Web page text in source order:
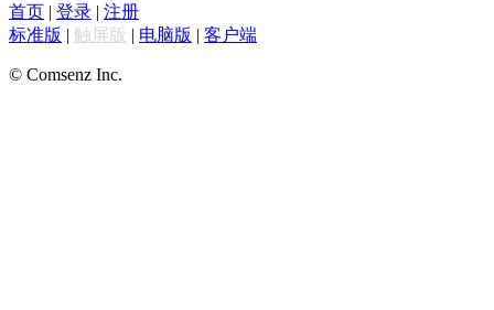
首页 | 登录 | 注册
标准版 | 触屏版 | 电脑版 | 客户端
© Comsenz Inc.